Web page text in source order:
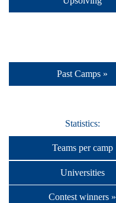
Past Camps »
Statistics:
Teams per camp
Universities
Contest winners »